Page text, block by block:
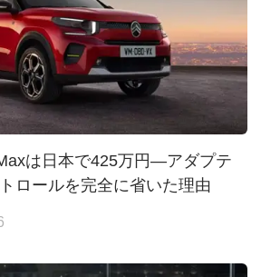
は日本で425万円—アダプテ
ロールを完全に省いた理由